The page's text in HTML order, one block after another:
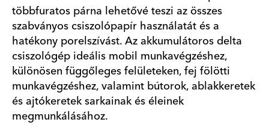
többfuratos párna lehetővé teszi az összes
szabványos csiszolópapír használatát és a
hatékony porelszívást. Az akkumulátoros delta
csiszológép ideális mobil munkavégzéshez,
különösen függőleges felületeken, fej fölötti
munkavégzéshez, valamint bútorok, ablakkeretek
és ajtókeretek sarkainak és éleinek
megmunkálásához.